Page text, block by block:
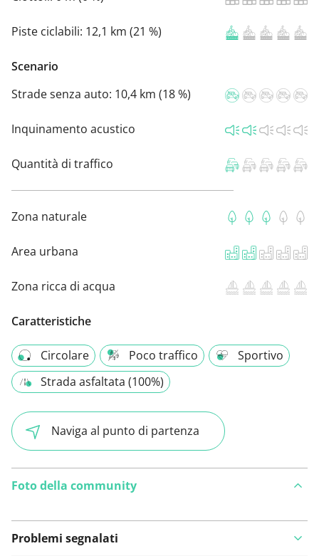
Piste ciclabili: 12,1 km (21 %)
Scenario
Strade senza auto: 10,4 km (18 %)
Inquinamento acustico
Quantità di traffico
Zona naturale
Area urbana
Zona ricca di acqua
Caratteristiche
Circolare Poco traffico
Sportivo
Strada asfaltata (100%)
Naviga al punto di partenza
Foto della community
Problemi segnalati